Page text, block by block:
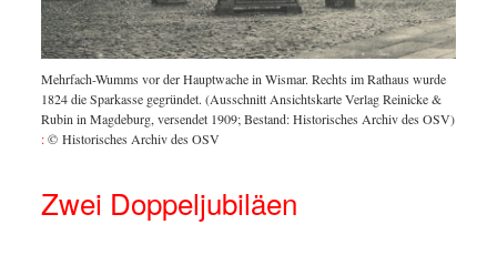
Mehrfach-Wumms vor der Hauptwache in Wismar. Rechts im Rathaus wurde
1824 die Sparkasse gegründet. (Ausschnitt Ansichtskarte Verlag Reinicke &
Rubin in Magdeburg, versendet 1909; Bestand: Historisches Archiv des OSV)
:© Historisches Archiv des OSV
Zwei Doppeljubiläen